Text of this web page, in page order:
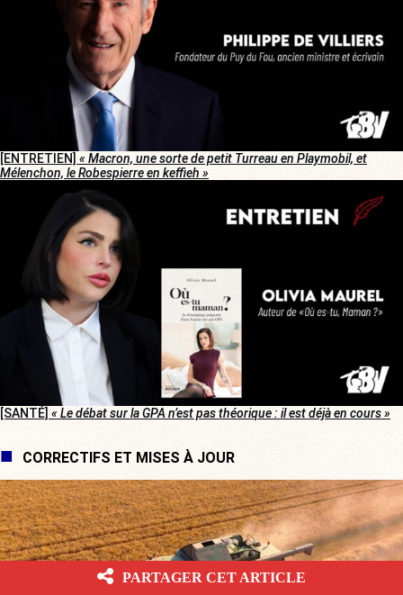
[ENTRETIEN] « Macron, une sorte de petit Turreau en Playmobil, et
Mélenchon, le Robespierre en keffieh »
[SANTÉ] « Le débat sur la GPA n’est pas théorique : il est déjà en cours »
CORRECTIFS ET MISES À JOUR
PARTAGER CET ARTICLE